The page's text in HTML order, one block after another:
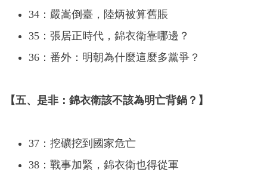
34：嚴嵩倒臺，陸炳被算舊賬
35：張居正時代，錦衣衛靠哪邊？
36：番外：明朝為什麼這麼多黨爭？
【五、是非：錦衣衛該不該為明亡背鍋？】
37：挖礦挖到國家危亡
38：戰事加緊，錦衣衛也得從軍